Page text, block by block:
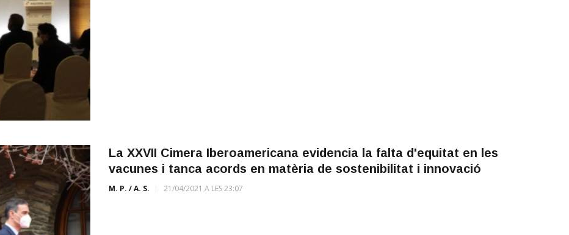
La XXVII Cimera Iberoamericana evidencia la falta d'equitat en les
vacunes i tanca acords en matèria de sostenibilitat i innovació
M. P. / A. S. 21/04/2021 A LES 23:07